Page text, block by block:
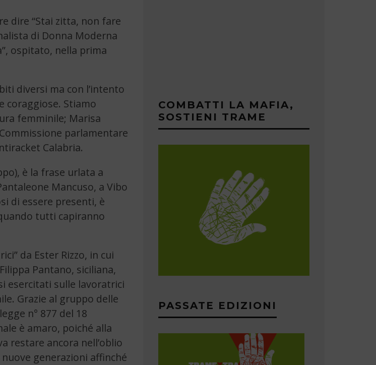
dire “Stai zitta, non fare
di Donna Moderna
ospitato, nella prima
diversi ma con l’intento
coraggiose. Stiamo
femminile; Marisa
parlamentare
Calabria.
è la frase urlata a
Mancuso, a Vibo
di essere presenti, è
tutti capiranno
da Ester Rizzo, in cui
Pantano, siciliana,
esercitati sulle lavoratrici
Grazie al gruppo delle
n° 877 del 18
è amaro, poiché alla
restare ancora nell’oblio
nuove generazioni affinché
COMBATTI LA MAFIA,
SOSTIENI TRAME
PASSATE EDIZIONI